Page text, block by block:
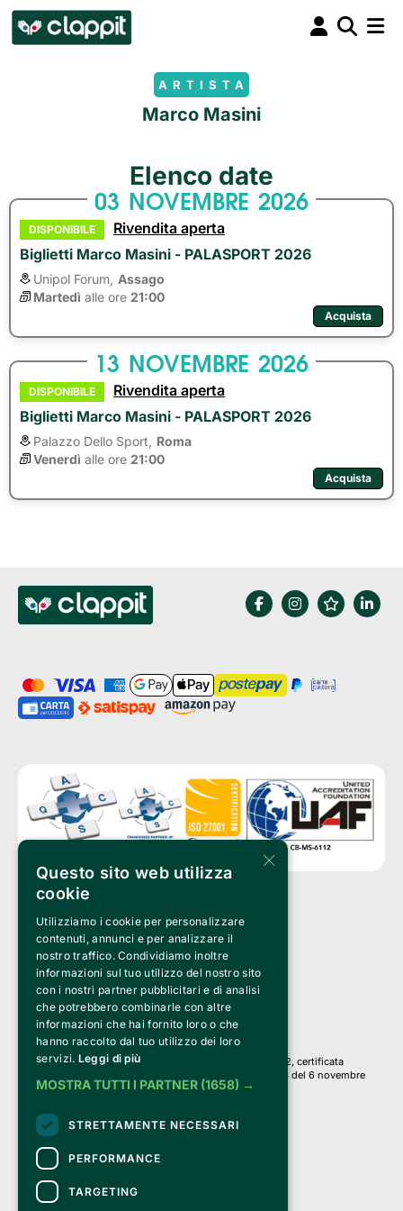
ARTISTA
Marco Masini
Elenco date
03 NOVEMBRE 2026
DISPONIBILE
Rivendita aperta
Biglietti Marco Masini - PALASPORT 2026
Unipol Forum, Assago
Martedì alle ore 21:00
Acquista
13 NOVEMBRE 2026
DISPONIBILE
Rivendita aperta
Biglietti Marco Masini - PALASPORT 2026
Palazzo Dello Sport,
Roma
Venerdì alle ore 21:00
Acquista
Clappit è un marchio di proprietà di:
Bemils Srl
a Socio Unico
Via Fosse Ardeatine, 4 -20092 Cinisello Balsamo (MI)
PI 05589050961
Iscr. C.C.I.A.A. Milano R.E.A. 1833471
© 2010-2025 Bemils Srl - Tutti i diritti riservati
Credits:
Clappit è basato sulla piattaforma di biglietteria Belive 6.2, certificata
dall’Agenzia delle Entrate con protocollo n. 2025/445474 del 6 novembre
2025.
Su Clappit i tuoi acquisti ed i tuoi dati
sono sicuri e protetti da un certificato SSL
con crittografia a 128 bit.
×
Questo sito web utilizza
cookie
Utilizziamo i cookie per personalizzare
contenuti, annunci e per analizzare il
nostro traffico. Condividiamo inoltre
informazioni sul tuo utilizzo del nostro sito
con i nostri partner pubblicitari e di analisi
che potrebbero combinarle con altre
informazioni che hai fornito loro o che
hanno raccolto dal tuo utilizzo dei loro
servizi. Leggi di più
MOSTRA TUTTI I PARTNER (1658) →
STRETTAMENTE NECESSARI
PERFORMANCE
TARGETING